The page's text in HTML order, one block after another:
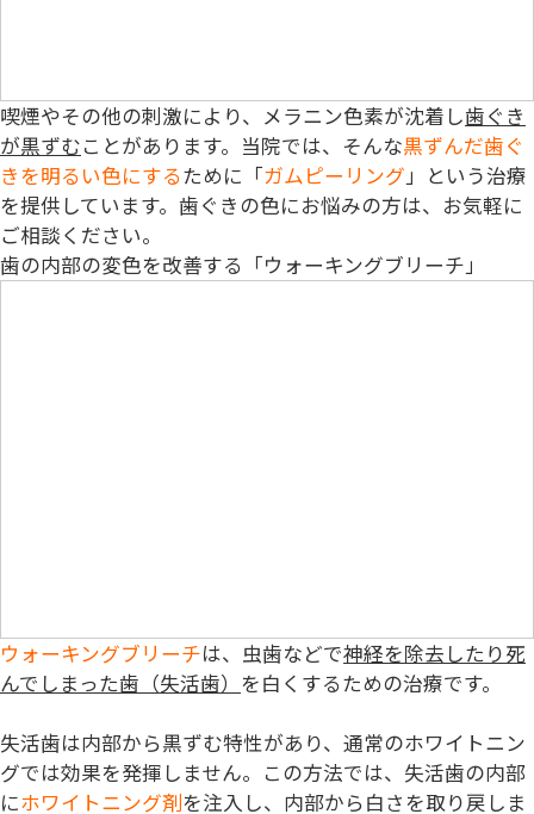
喫煙やその他の刺激により、メラニン色素が沈着し歯ぐき
が黒ずむことがあります。当院では、そんな黒ずんだ歯ぐ
きを明るい色にするために「ガムピーリング」という治療
を提供しています。歯ぐきの色にお悩みの方は、お気軽に
ご相談ください。
歯の内部の変色を改善する「ウォーキングブリーチ」
ウォーキングブリーチは、虫歯などで神経を除去したり死
んでしまった歯（失活歯） を白くするための治療です。
失活歯は内部から黒ずむ特性があり、通常のホワイトニン
グでは効果を発揮しません。この方法では、失活歯の内部
にホワイトニング剤を注入し、内部から白さを取り戻しま